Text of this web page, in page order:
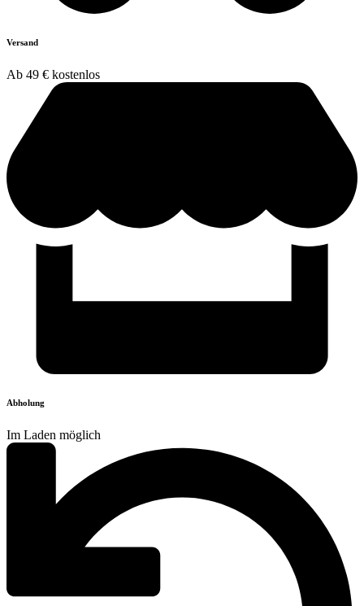
Versand
Ab 49 € kostenlos
Abholung
Im Laden möglich